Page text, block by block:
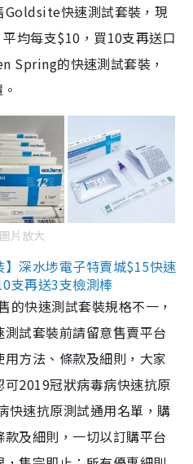
Goldsite快速測試套裝，現
均每支$10，買10支再送口
Spring的快速測試套裝，
片放大
深水埗電子特賣城$15快速
支再送3支檢測棒
的快速測試套裝規格不一，
試套裝前請留意售賣平台
方法、條款及細則，大家
2019冠狀病毒病快速抗原
快速抗原測試通用名單，購
及細則，一切以訂購平台